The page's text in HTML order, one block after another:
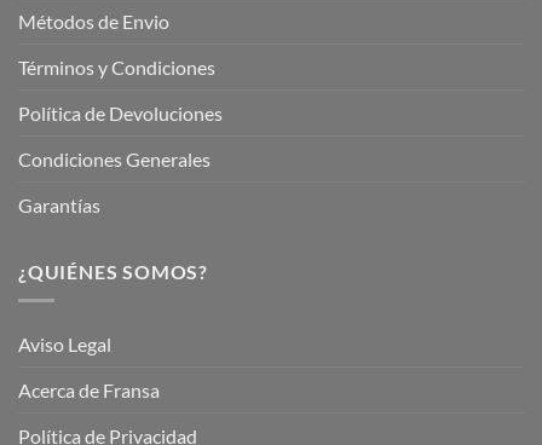
Métodos de Envio
Términos y Condiciones
Política de Devoluciones
Condiciones Generales
Garantías
¿QUIÉNES SOMOS?
Aviso Legal
Acerca de Fransa
Política de Privacidad